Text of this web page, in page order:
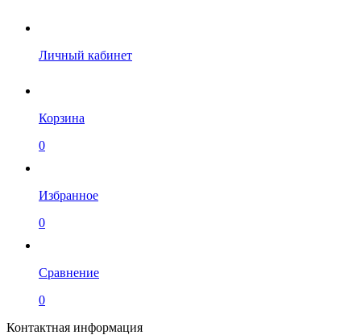
Личный кабинет
Корзина
0
Избранное
0
Сравнение
0
Контактная информация